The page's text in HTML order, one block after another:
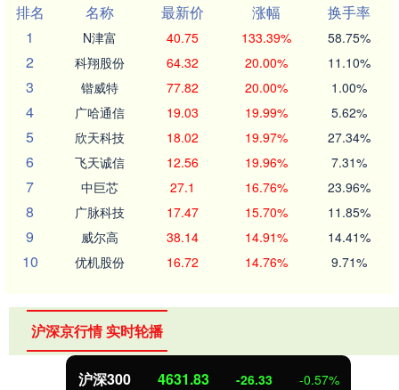
排名
名称 最新价 涨幅
换手率
1
N津富 40.75 133.39% 58.75%
2 科翔股份 64.32 20.00% 11.10%
3 锴威特 77.82 20.00% 1.00%
4 广哈通信 19.03 19.99% 5.62%
5 欣天科技 18.02 19.97% 27.34%
6 飞天诚信 12.56 19.96% 7.31%
7 中巨芯 27.1 16.76% 23.96%
8 广脉科技 17.47 15.70% 11.85%
9 威尔高 38.14 14.91% 14.41%
10 优机股份 16.72 14.76% 9.71%
沪深京行情 实时轮播
沪深300 4631.83 -26.33 -0.57%